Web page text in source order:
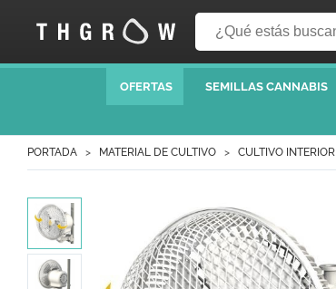
OFERTAS SEMILLAS CANNABIS
PORTADA MATERIAL DE CULTIVO CULTIVO INTERIOR